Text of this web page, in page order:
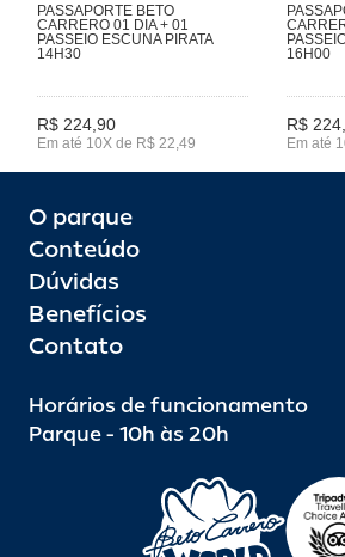
PASSAPORTE BETO
CARRERO 01 DIA + 01
PASSEIO ESCUNA PIRATA
14H30
R$ 224,90
Em até 10X de R$ 22,49
16H00
R$
Em até
O parque
Conteúdo
Dúvidas
Benefícios
Contato
Horários de funcionamento
Parque - 10h às 20h